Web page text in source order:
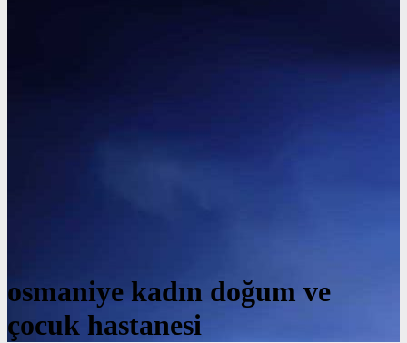
osmaniye kadın doğum ve
çocuk hastanesi